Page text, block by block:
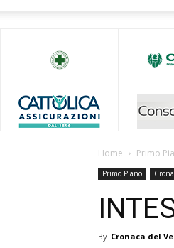
Home Primo
Primo Piano
By Cronaca del